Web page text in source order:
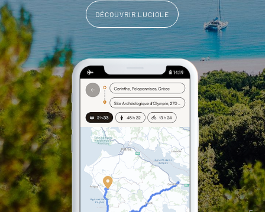
DÉCOUVRIR LUCIOLE